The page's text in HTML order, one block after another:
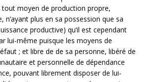
tout moyen de production propre,
n’ayant plus en sa possession que sa
productive) qu’il est cependant
lui-même puisque les moyens de
; et libre de de sa personne, libéré de
et personnelle de dépendance
pouvant librement disposer de lui-